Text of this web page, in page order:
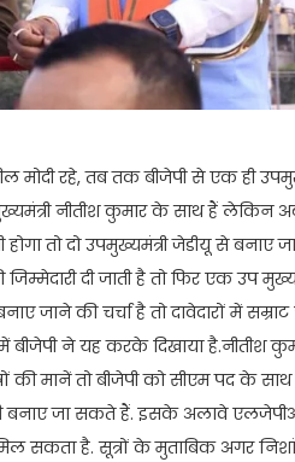
रहे, तब तक बीजेपी से एक ही
नीतीश कुमार के साथ हैं लेकिन
तो दो उपमुख्यमंत्री जेडीयू से बनाए
दी जाती है तो फिर एक उप
जाने की चर्चा है तो दावेदारों में सम्राट
ने यह करके दिखाया है.नीतीश
की मानें तो बीजेपी को सीएम पद के
बनाए जा सकते हैं. इसके अलावे
है. सूत्रों के मुताबिक अगर